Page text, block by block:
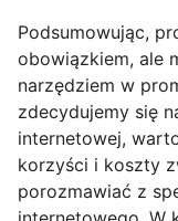
Podsumowując,
obowiązkiem, ale
narzędziem w
zdecydujemy się
internetowej,
korzyści i koszty
porozmawiać z